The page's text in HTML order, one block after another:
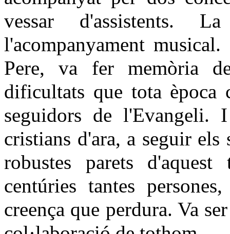
vessar d'assistents.
l'acompanyament
Pere, va fer memòria
dificultats que tota
seguidors de l'Evangeli.
cristians d'ara, a seguir els
robustes parets
centúries tantes
creença que perdura. Va